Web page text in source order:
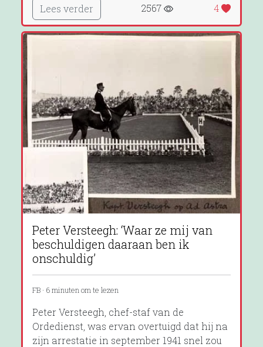
Lees verder 2567 4
Peter Versteegh: ‘Waar ze mij van
beschuldigen daaraan ben ik
onschuldig’
FB · 6 minuten om te lezen
Peter Versteegh, chef-staf van de
Ordedienst, was ervan overtuigd dat hij na
zijn arrestatie in september 1941 snel zou